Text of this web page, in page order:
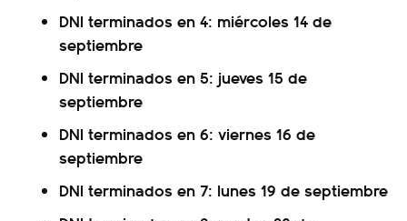
DNI terminados en 4: miércoles 14 de
septiembre
DNI terminados en 5: jueves 15 de
septiembre
DNI terminados en 6: viernes 16 de
septiembre
DNI terminados en 7: lunes 19 de septiembre